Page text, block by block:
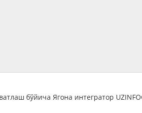
бўйича Ягона интегратор